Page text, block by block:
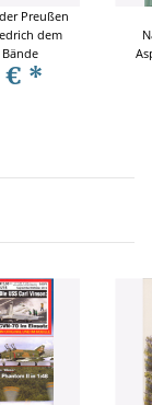
Preußen
dem
€ *